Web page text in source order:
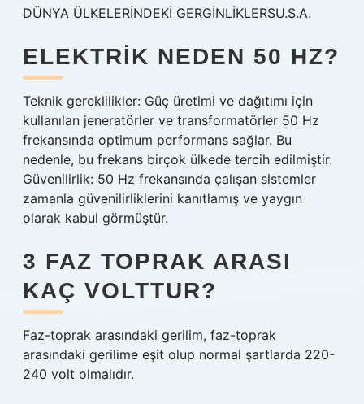
DÜNYA ÜLKELERİNDEKİ GERGİNLİKLERSU.S.A.
ELEKTRIK NEDEN 50 HZ?
Teknik gereklilikler: Güç üretimi ve dağıtımı için
kullanılan jeneratörler ve transformatörler 50 Hz
frekansında optimum performans sağlar. Bu
nedenle, bu frekans birçok ülkede tercih edilmiştir.
Güvenilirlik: 50 Hz frekansında çalışan sistemler
zamanla güvenilirliklerini kanıtlamış ve yaygın
olarak kabul görmüştür.
3 FAZ TOPRAK ARASI
KAÇ VOLTTUR?
Faz-toprak arasındaki gerilim, faz-toprak
arasındaki gerilime eşit olup normal şartlarda 220-
240 volt olmalıdır.